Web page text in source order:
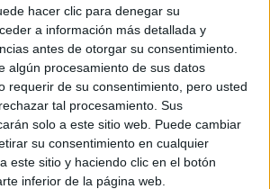
hacer clic para denegar su
a información más detallada y
antes de otorgar su consentimiento.
algún procesamiento de sus datos
requerir de su consentimiento, pero usted
tal procesamiento. Sus
solo a este sitio web. Puede cambiar
su consentimiento en cualquier
este sitio y haciendo clic en el botón
inferior de la página web.
(1)